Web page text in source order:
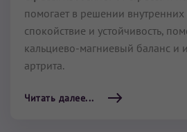
помогает в решении
спокойствие и устойчивость,
кальциево-магниевый баланс и
артрита.
Читать далее...